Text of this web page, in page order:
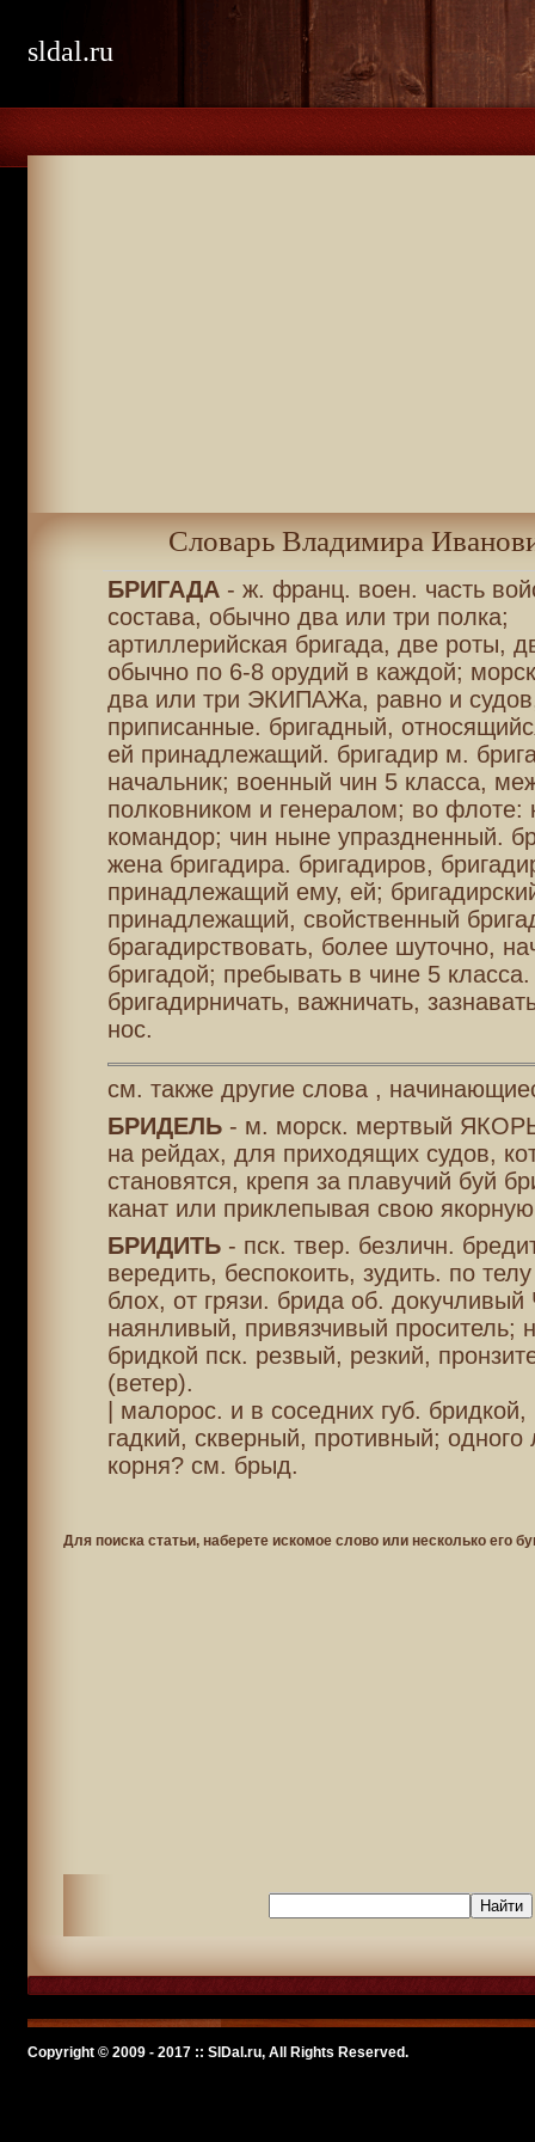
sldal.ru
Словарь Владимира
БРИГАДА- ж. франц. воен. часть
состава, обычно два или три полка;
артиллерийская бригада, две роты,
обычно по 6-8 орудий в каждой;
два или три ЭКИПАЖа, равно и
приписанные. бригадный,
ей принадлежащий. бригадир м.
начальник; военный чин 5 класса,
полковником и генералом; во флоте:
командор; чин ныне упраздненный.
жена бригадира. бригадиров,
принадлежащий ему, ей;
принадлежащий, свойственный
брагадирствовать, более шуточно,
бригадой; пребывать в чине 5 класса.
бригадирничать, важничать,
нос.
см. также другие слова ,
БРИДЕЛЬ- м. морск. мертвый
на рейдах, для приходящих судов,
становятся, крепя за плавучий буй
канат или приклепывая свою
БРИДИТЬ- пск. твер. безличн.
вередить, беспокоить, зудить. по
блох, от грязи. брида об.
наянливый, привязчивый проситель;
бридкой пск. резвый, резкий,
(ветер).
| малорос. и в соседних губ.
гадкий, скверный, противный; одного
корня? см. брыд.
Для поиска статьи, наберете искомое слово или несколько его
Copyright © 2009 - 2017 :: SlDal.ru, All Rights Reserved.